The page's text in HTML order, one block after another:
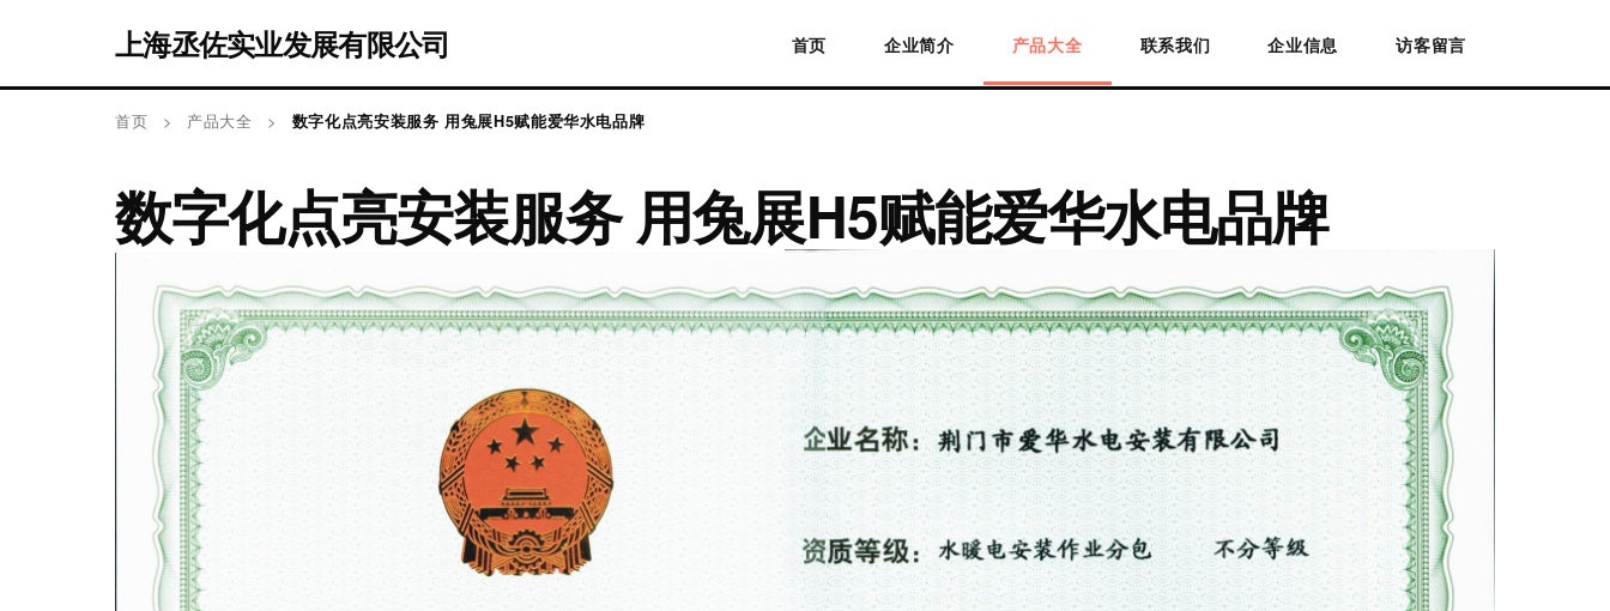
上海丞佐实业发展有限公司 首页 企业简介 产品大全 联系我们 企业信息 访客留言
首页 > 产品大全 > 数字化点亮安装服务 用兔展H5赋能爱华水电品牌
数字化点亮安装服务 用兔展H5赋能爱华水电品牌